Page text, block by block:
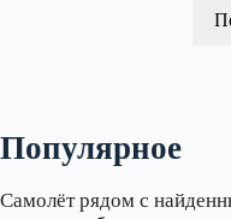
Популярное
Самолёт рядом с